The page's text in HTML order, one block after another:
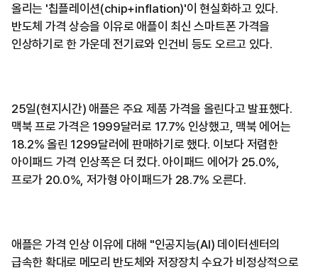
올리는 '칩플레이션(chip+inflation)'이 현실화하고 있다.
반도체 가격 상승을 이유로 애플이 최신 스마트폰 가격을
인상하기로 한 가운데 전기료와 인건비 등도 오르고 있다.
25일(현지시간) 애플은 주요 제품 가격을 올린다고 발표했다.
맥북 프로 가격은 1999달러로 17.7% 인상했고, 맥북 에어는
18.2% 올린 1299달러에 판매하기로 했다. 이보다 저렴한
아이패드 가격 인상폭은 더 컸다. 아이패드 에어가 25.0%,
프로가 20.0%, 저가형 아이패드가 28.7% 오른다.
애플은 가격 인상 이유에 대해 "인공지능(AI) 데이터센터의
급속한 확대로 메모리 반도체와 저장장치 수요가 비정상적으로